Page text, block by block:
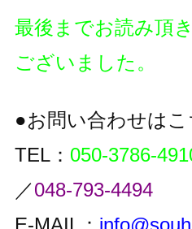
最後までお読み頂
ございました。
●お問い合わせはこ
TEL： 050-3786-
／048-793-4494
E-MAIL：